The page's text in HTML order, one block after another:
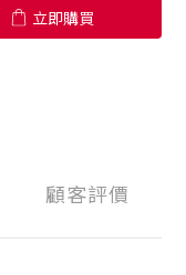
立即購買
顧客評價